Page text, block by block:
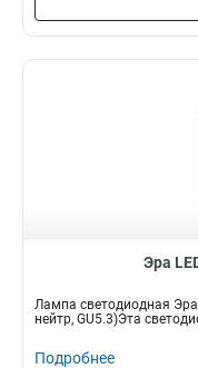
Эра
Лампа светодиодная Эра
нейтр, GU5.3)Эта
Подробнее